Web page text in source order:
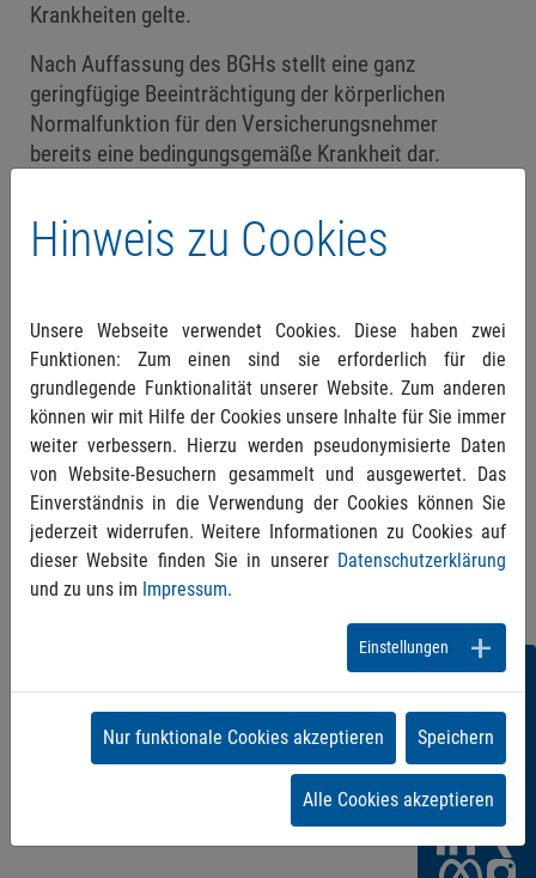
Krankheiten gelte.
Nach Auffassung des BGHs stellt eine ganz
geringfügige Beeinträchtigung der körperlichen
Normalfunktion für den Versicherungsnehmer
bereits eine bedingungsgemäße Krankheit dar.
sollen sich die PKVen richten und nicht nach dem
medizinischen Verständnis.
aber noch einmal an das Berufungsgericht zurück.
Es soll noch klären, ob die durchgeführte
Operation eine medizinisch notwendige
Heilbehandlung darstellte.
Es bleibt abzuwarten, wie das Berufungsgericht
diese Rechtsauffassung in sein Urteil einfließen
lassen wird und die spannende Frage, wie die
medizinische Notwendigkeit bewertet wird.
Folgen
Sie
uns!
Hinweis zu Cookies
Unsere Webseite verwendet Cookies. Diese haben zwei
Funktionen: Zum einen sind sie erforderlich für die
grundlegende Funktionalität unserer Website. Zum anderen
können wir mit Hilfe der Cookies unsere Inhalte für Sie immer
weiter verbessern. Hierzu werden pseudonymisierte Daten
von Website-Besuchern gesammelt und ausgewertet. Das
Einverständnis in die Verwendung der Cookies können Sie
jederzeit widerrufen. Weitere Informationen zu Cookies auf
dieser Website finden Sie in unserer Datenschutzerklärung
und zu uns im Impressum.
Einstellungen
Nur funktionale Cookies akzeptieren Speichern
Alle Cookies akzeptieren